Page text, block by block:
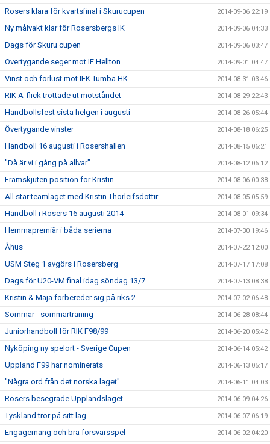
Rosers klara för kvartsfinal i Skurucupen 2014-09-06 22:19
Ny målvakt klar för Rosersbergs IK 2014-09-06 04:33
Dags för Skuru cupen 2014-09-06 03:47
Övertygande seger mot IF Hellton 2014-09-01 04:47
Vinst och förlust mot IFK Tumba HK 2014-08-31 03:46
RIK A-flick tröttade ut motståndet 2014-08-29 22:43
Handbollsfest sista helgen i augusti 2014-08-26 05:44
Övertygande vinster 2014-08-18 06:25
Handboll 16 augusti i Rosershallen 2014-08-15 06:21
"Då är vi i gång på allvar" 2014-08-12 06:12
Framskjuten position för Kristin 2014-08-06 00:38
All star teamlaget med Kristin Thorleifsdottir 2014-08-05 05:59
Handboll i Rosers 16 augusti 2014 2014-08-01 09:34
Hemmapremiär i båda serierna 2014-07-30 19:46
Åhus 2014-07-22 12:00
USM Steg 1 avgörs i Rosersberg 2014-07-17 17:08
Dags för U20-VM final idag söndag 13/7 2014-07-13 08:38
Kristin & Maja förbereder sig på riks 2 2014-07-02 06:48
Sommar - sommarträning 2014-06-28 08:44
Juniorhandboll för RIK F98/99 2014-06-20 05:42
Nyköping ny spelort - Sverige Cupen 2014-06-14 05:42
Uppland F99 har nominerats 2014-06-13 05:17
"Några ord från det norska laget" 2014-06-11 04:03
Rosers besegrade Upplandslaget 2014-06-09 04:26
Tyskland tror på sitt lag 2014-06-07 06:19
Engagemang och bra försvarsspel 2014-06-02 04:20